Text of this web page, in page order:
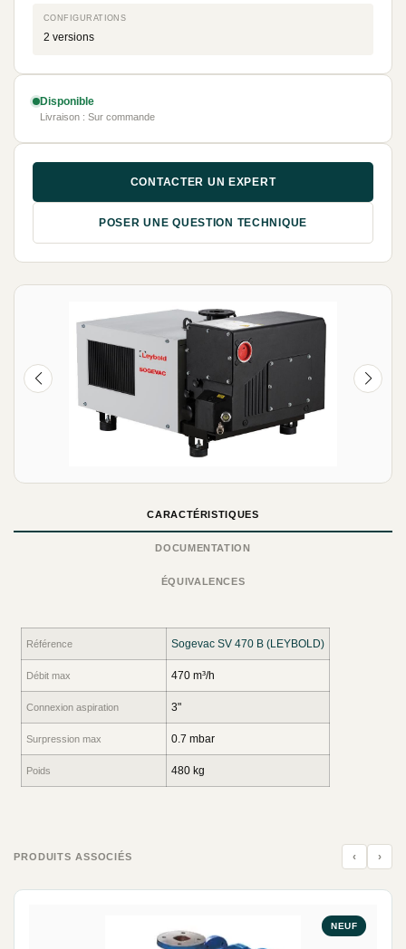
CARACTÉRISTIQUES
DOCUMENTATION
ÉQUIVALENCES
Référence Sogevac SV 470 B (LEYBOLD)
Débit max 470 m³/h
Connexion aspiration 3"
Surpression max 0.7 mbar
Poids 480 kg
PRODUITS ASSOCIÉS ‹ ›
NEUF
CONFIGURATIONS
2 versions
Disponible
Livraison : Sur commande
CONTACTER UN EXPERT
POSER UNE QUESTION TECHNIQUE